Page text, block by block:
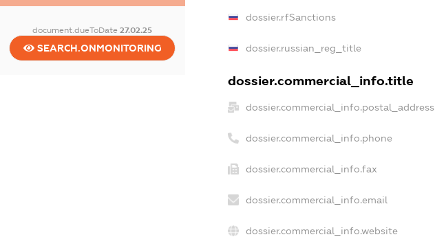
document.dueToDate27.02.25
SEARCH.ONMONITORING
dossier.rfSanctions
dossier.russian_reg_title
dossier.commercial_info.title
dossier.commercial_info.postal_address
dossier.commercial_info.phone
dossier.commercial_info.fax
dossier.commercial_info.email
dossier.commercial_info.website